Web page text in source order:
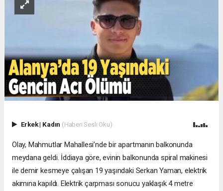
Erkek| Kadın (Haberi Sesli Oku)
Olay, Mahmutlar Mahallesi’nde bir apartmanın balkonunda
meydana geldi. İddiaya göre, evinin balkonunda spiral makinesi
ile demir kesmeye çalışan 19 yaşındaki Serkan Yaman, elektrik
akımına kapıldı. Elektrik çarpması sonucu yaklaşık 4 metre